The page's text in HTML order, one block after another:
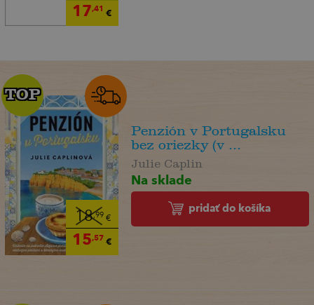
17,41 €
18,99 €
15,57 €
TOP
TOP
Penzión v Portugalsku
bez oriezky (v ...
Julie Caplin
Na sklade
pridať do košíka